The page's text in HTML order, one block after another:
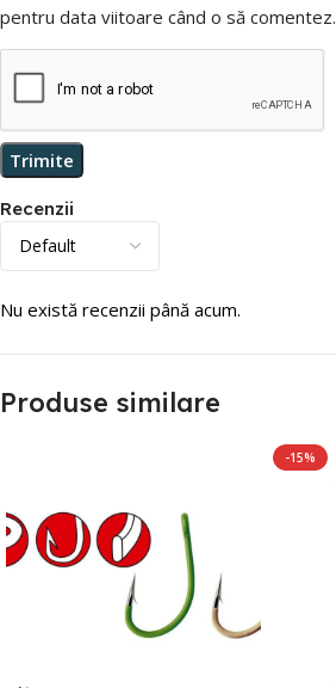
Recenzii
Nu există recenzii până acum.
pentru data viitoare când o să comentez.
Produse similare
-15%